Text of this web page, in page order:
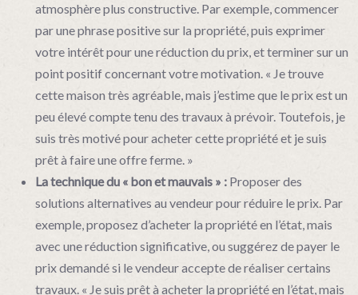
atmosphère plus constructive. Par exemple, commencer
par une phrase positive sur la propriété, puis exprimer
votre intérêt pour une réduction du prix, et terminer sur un
point positif concernant votre motivation. « Je trouve
cette maison très agréable, mais j’estime que le prix est un
peu élevé compte tenu des travaux à prévoir. Toutefois, je
suis très motivé pour acheter cette propriété et je suis
prêt à faire une offre ferme. »
La technique du « bon et mauvais » : Proposer des
solutions alternatives au vendeur pour réduire le prix. Par
exemple, proposez d’acheter la propriété en l’état, mais
avec une réduction significative, ou suggérez de payer le
prix demandé si le vendeur accepte de réaliser certains
travaux. « Je suis prêt à acheter la propriété en l’état, mais